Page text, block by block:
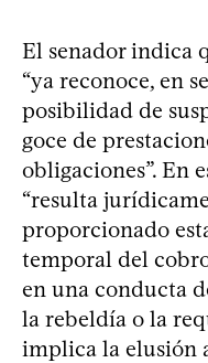
El senador indica
“ya reconoce, en
posibilidad de
goce de
obligaciones”. En
“resulta
proporcionado
temporal del
en una conducta
la rebeldía o la
implica la elusión